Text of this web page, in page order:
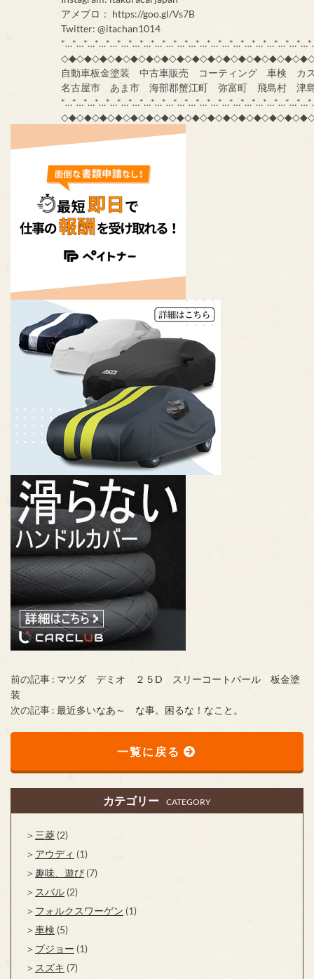
アメブロ： https://goo.gl/Vs7B
Twitter: @itachan1014
自動車板金塗装 中古車販売 コーティング 車検 カス
名古屋市 あま市 海部郡蟹江町 弥富町 飛島村
前の記事 : マツダ デミオ ２５D スリーコートパール 板金塗
装
次の記事 : 最近多いなあ～ な事。困るな！なこと。
一覧に戻る
カテゴリー CATEGORY
三菱 (2)
アウディ (1)
趣味、遊び (7)
スバル (2)
フォルクスワーゲン (1)
車検 (5)
プジョー (1)
スズキ (7)